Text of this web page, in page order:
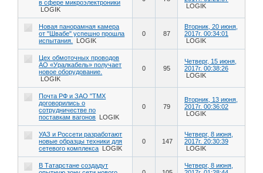
в сфере микроэлектроники
LOGIK
LOGIK
Новая панорамная камера
от "Швабе" успешно прошла
испытания.
LOGIK
0 87
Вторник, 20 июня,
2017г. 00:34:01
LOGIK
Цех обмоточных проводов
АО «Уралкабель» получает
новое оборудование.
LOGIK
0 95
Четверг, 15 июня,
2017г. 00:38:26
LOGIK
Почта РФ и ЗАО "ТМХ
договорились о
сотрудничестве по
поставкам вагонов LOGIK
0 79
Вторник, 13 июня,
2017г. 00:36:02
LOGIK
УАЗ и Россети разработают
новые образцы техники для
сетевого комплекса LOGIK
0 147
Четверг, 8 июня,
2017г. 20:30:39
LOGIK
В Татарстане создадут
Четверг, 8 июня,